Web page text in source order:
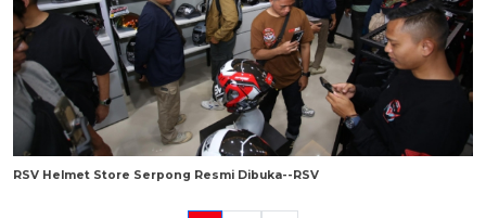
RSV Helmet Store Serpong Resmi Dibuka--RSV